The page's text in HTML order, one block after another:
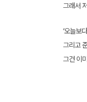
그래서
‘오늘보
그리고
그건 이